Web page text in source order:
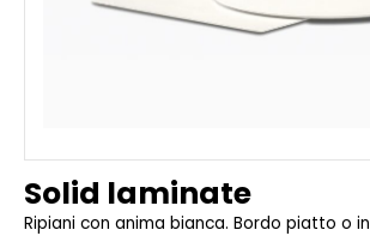
Solid laminate
Ripiani con anima bianca. Bordo piatto o